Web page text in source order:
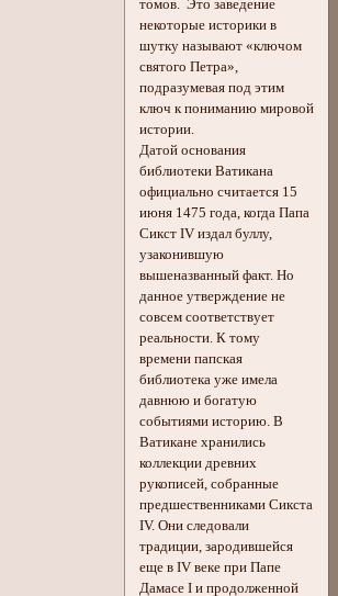
томов. Это заведение
некоторые историки в
шутку называют «ключом
святого Петра»,
подразумевая под этим
ключ к пониманию мировой
истории.
Датой основания
библиотеки Ватикана
официально считается 15
июня 1475 года, когда Папа
Сикст IV издал буллу,
узаконившую
вышеназванный факт. Но
данное утверждение не
совсем соответствует
реальности. К тому
времени папская
библиотека уже имела
давнюю и богатую
событиями историю. В
Ватикане хранились
коллекции древних
рукописей, собранные
предшественниками Сикста
IV. Они следовали
традиции, зародившейся
еще в IV веке при Папе
Дамасе I и продолженной